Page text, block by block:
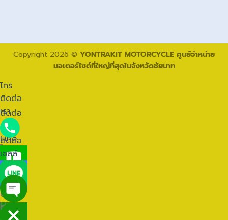
Copyright 2026 © YONTRAKIT MOTORCYCLE ศูนย์จำหน่าย
มอเตอร์ไซต์ที่ใหญ่ที่สุดในจังหวัดชัยนาท
โทร
ติดต่อ
เรา
โทร
ติดต่อ
เรา
ติดต่อ
ทาง
Line
ติดต่อ
ทาง
Line
ติดต่อ
เซลล์
ติดต่อ
เซลล์
ติดต่อ